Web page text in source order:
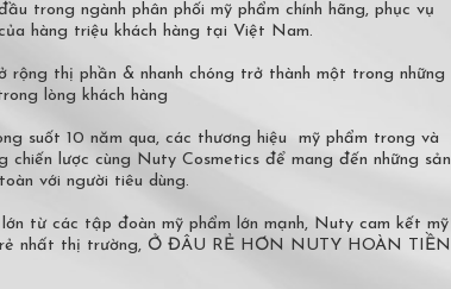
trong ngành phân phối mỹ phẩm chính hãng, phục vụ
hàng triệu khách hàng tại Việt Nam.
thị phần & nhanh chóng trở thành một trong những
lòng khách hàng
suốt 10 năm qua, các thương hiệu mỹ phẩm trong và
lược cùng Nuty Cosmetics để mang đến những sản
với người tiêu dùng.
từ các tập đoàn mỹ phẩm lớn mạnh, Nuty cam kết mỹ
rẻ nhất thị trường, Ở ĐÂU RẺ HƠN NUTY HOÀN TIỀN